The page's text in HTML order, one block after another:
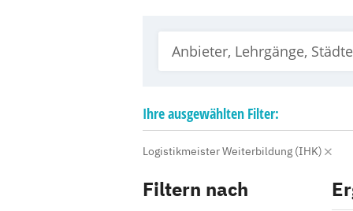
Ihreausgewählten Filter:
Logistikmeister Weiterbildung (IHK)
Filtern nach